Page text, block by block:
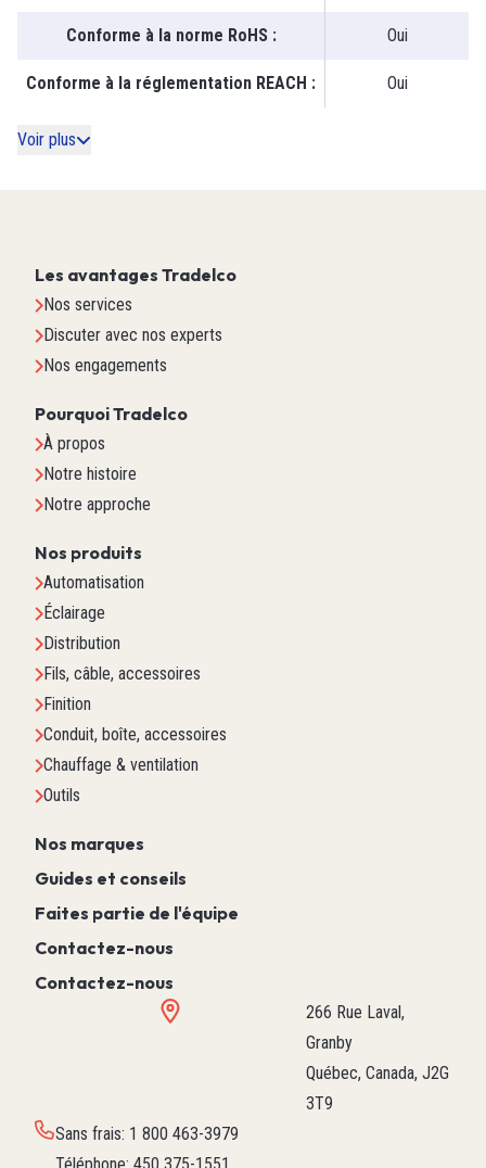
Conforme à la norme RoHS: Oui
Conforme à la réglementation REACH : Oui
Voir plus
Les avantages Tradelco
Nos services
Discuter avec nos experts
Nos engagements
Pourquoi Tradelco
À propos
Notre histoire
Notre approche
Nos produits
Automatisation
Éclairage
Distribution
Fils, câble, accessoires
Finition
Conduit, boîte, accessoires
Chauffage & ventilation
Outils
Nos marques
Guides et conseils
Faites partie de l'équipe
Contactez-nous
Contactez-nous
266 Rue Laval,
Granby
Québec, Canada, J2G
3T9
Sans frais: 1 800 463-3979